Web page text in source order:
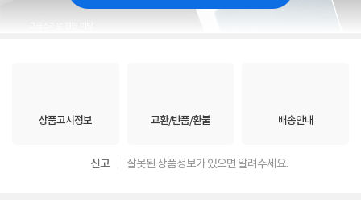
상품고시정보 교환/반품/환불 배송안내
신고 잘못된 상품정보가 있으면 알려주세요.